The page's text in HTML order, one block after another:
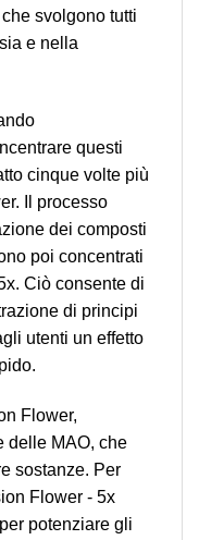
svolgono tutti
e nella
questi
cinque volte più
Il processo
dei composti
poi concentrati
Ciò consente di
di principi
utenti un effetto
Flower,
delle MAO, che
sostanze. Per
Flower - 5x
potenziare gli